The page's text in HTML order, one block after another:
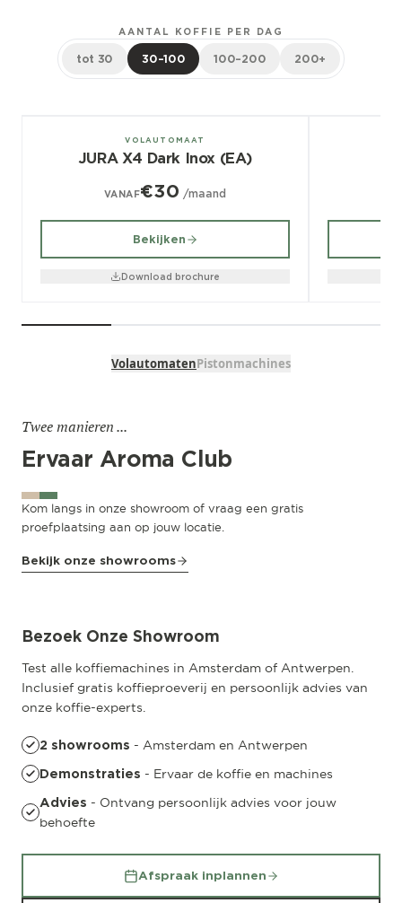
AANTAL KOFFIE PER DAG
tot 30 30–100 100–200 200+
VOLAUTOMAAT
JURA X4 Dark Inox (EA)
VANAF€30 /maand
Bekijken
Download brochure
VolautomatenPistonmachines
Twee manieren ...
Ervaar Aroma Club
Kom langs in onze showroom of vraag een gratis
proefplaatsing aan op jouw locatie.
Bekijk onze showrooms
Amsterdam
Bezoek Onze Showroom
Test alle koffiemachines in Amsterdam of Antwerpen.
Inclusief gratis koffieproeverij en persoonlijk advies van
onze koffie-experts.
2 showrooms - Amsterdam en Antwerpen
Demonstraties - Ervaar de koffie en machines
Advies - Ontvang persoonlijk advies voor jouw
behoefte
Afspraak inplannen